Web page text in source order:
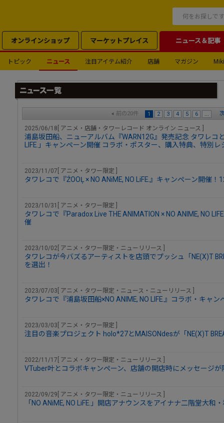
オンラインショップ マーケットプレイス ニュース＆記事
トピック ニュース 注目アイテム紹介 店舗 マガジン
前の20件 1 2 3 4 5 6 ...
2025/06/18[ アニメ・店舗・タワーレコード オンライン ニュース ]
浦島坂田船、ニューアルバム『WARN12G』発売記念 タワレコ
LIFE.」キャンペーン開催 コラボ・ポスター、購入特典、特別
2023/11/07[ アニメ・タワー限定 ]
タワレコで『ŹOOĻ × NO ANiME, NO LiFE.』キャンペーン開催
2023/10/31[ アニメ・タワー限定 ]
タワレコで『Paradox Live THE ANIMATION × NO ANIME, NO
催
2023/10/02[ アニメ・タワー限定・ニューリリース ]
タワレコが今バズるアーティストを店頭でプッシュ「NE(X)T
を選出！
2023/07/03[ アニメ・タワー限定・ニュース・ニューリリース ]
タワレコで『浦島坂田船×NO ANIME, NO LIFE.』コラボ・キャン
2023/03/03[ アニメ・タワー限定 ]
注目の音楽プロジェクト holo*27とMAISONdesが「NE(X)T
2022/11/17[ アニメ・タワー限定・ニューリリース ]
VTuber叶とコラボキャンペーン、店舗の開店時にメッセージが
2022/09/29[ アニメ・タワー限定・ニューリリース ]
「NO ANiME, NO LiFE.」開店アナウンスをアイナナ二階堂大和